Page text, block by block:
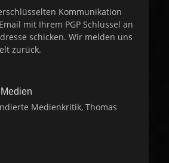
Kommunikation
mit Ihrem PGP Schlüssel an
schicken. Wir melden uns
zurück.
Medienkritik, Thomas